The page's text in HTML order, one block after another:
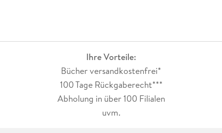
Ihre Vorteile:
Bücher versandkostenfrei*
100 Tage Rückgaberecht***
Abholung in über 100 Filialen
uvm.